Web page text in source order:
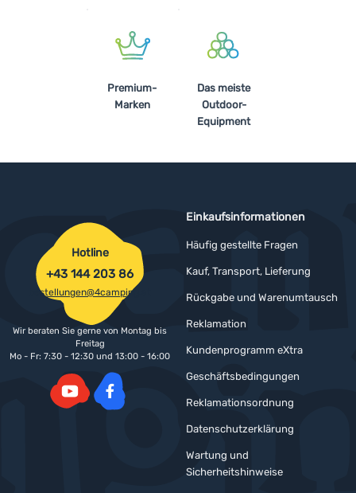
Premium-
Marken
Das meiste
Outdoor-
Equipment
Einkaufsinformationen
Häufig gestellte Fragen
Kauf, Transport, Lieferung
Rückgabe und Warenumtausch
Reklamation
Kundenprogramm eXtra
Geschäftsbedingungen
Reklamationsordnung
Datenschutzerklärung
Wartung und
Sicherheitshinweise
Hotline
+43 144 203 86
bestellungen@4camping.at
Wir beraten Sie gerne von Montag bis
Freitag
Mo - Fr: 7:30 - 12:30 und 13:00 - 16:00